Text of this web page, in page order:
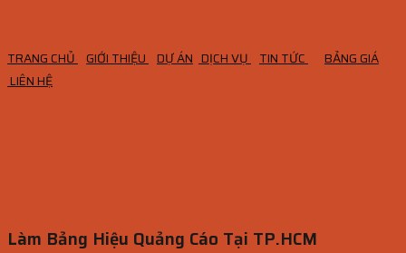
TRANG CHỦ GIỚI THIỆU DỰ ÁN DỊCH VỤ TIN TỨC
BẢNG GIÁ
LIÊN HỆ
Làm Bảng Hiệu Quảng Cáo Tại TP.HCM